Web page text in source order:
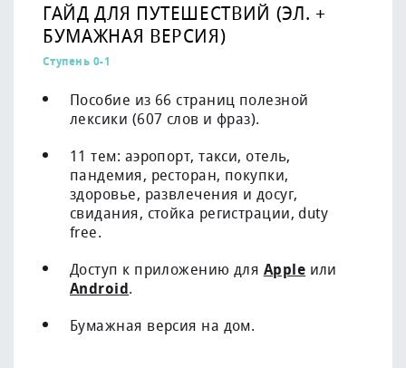
ГАЙД ДЛЯ ПУТЕШЕСТВИЙ (ЭЛ. +
БУМАЖНАЯ ВЕРСИЯ)
Ступень 0-1
Пособие из 66 страниц полезной
лексики (607 слов и фраз).
11 тем: аэропорт, такси, отель,
пандемия, ресторан, покупки,
здоровье, развлечения и досуг,
свидания, стойка регистрации, duty
free.
Доступ к приложению для Apple или
Android.
Бумажная версия на дом.